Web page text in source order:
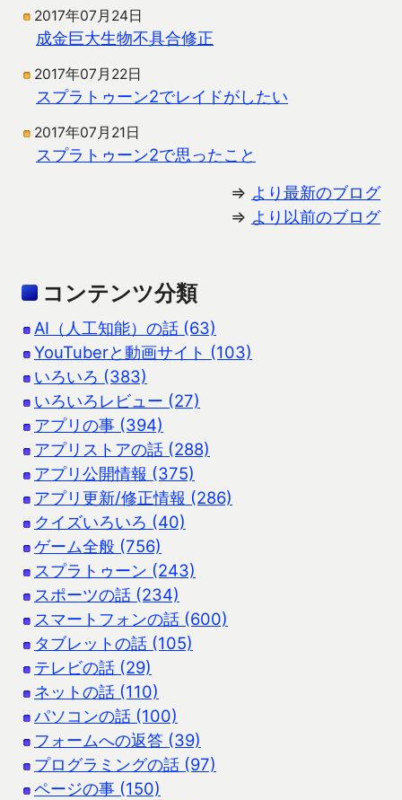
2017年07月24日
成金巨大生物不具合修正
2017年07月22日
スプラトゥーン2でレイドがしたい
2017年07月21日
スプラトゥーン2で思ったこと
⇒ より最新のブログ
⇒ より以前のブログ
コンテンツ分類
AI（人工知能）の話 (63)
YouTuberと動画サイト (103)
いろいろ (383)
いろいろレビュー (27)
アプリの事 (394)
アプリストアの話 (288)
アプリ公開情報 (375)
アプリ更新/修正情報 (286)
クイズいろいろ (40)
ゲーム全般 (756)
スプラトゥーン (243)
スポーツの話 (234)
スマートフォンの話 (600)
タブレットの話 (105)
テレビの話 (29)
ネットの話 (110)
パソコンの話 (100)
フォームへの返答 (39)
プログラミングの話 (97)
ページの事 (150)